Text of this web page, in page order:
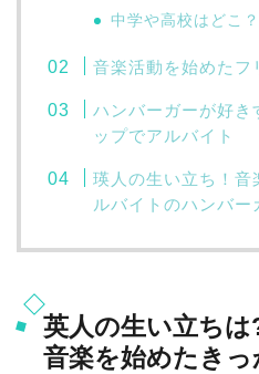
中学や高校はどこ
音楽活動を始めたフ
ハンバーガーが好き
ップでアルバイト
瑛人の生い立ち！音
ルバイトのハンバー
英人の生い立ち
音楽を始めたき